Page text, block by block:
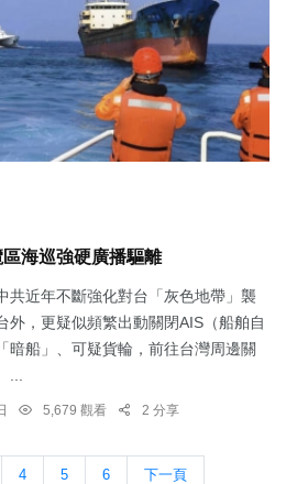
海巡強硬廣播驅離
共近年不斷強化對台「灰色地帶」襲
外，更疑似頻繁出動關閉AIS（船舶自
暗船」、可疑貨輪，前往台灣周邊關
...
5,679 觀看 2 分享
4 5 6 下一頁